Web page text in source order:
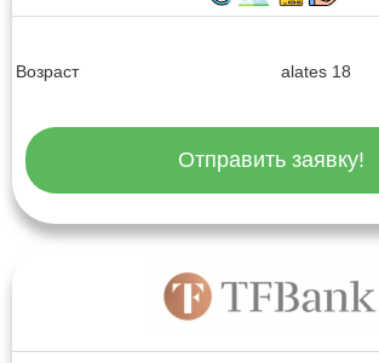
Возраст alates 18
Отправить заявку!